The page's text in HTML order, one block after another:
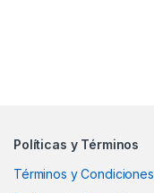
Políticas y Términos
Términos y Condiciones